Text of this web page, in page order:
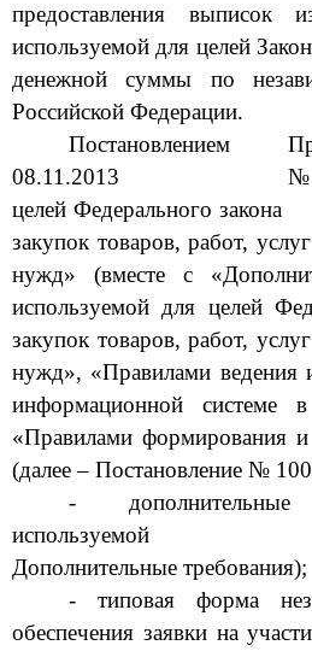
предоставления выписок
используемой для целей
денежной суммы по
Российской Федерации.
Постановлением
08.11.2013
№
целей Федерального закона
закупок товаров, работ,
нужд» (вместе с
используемой для целей
закупок товаров, работ,
нужд», «Правилами ведения
информационной системе
«Правилами формирования и
(далее – Постановление №
-
используемой
Дополнительные требования);
- типовая форма
обеспечения заявки на